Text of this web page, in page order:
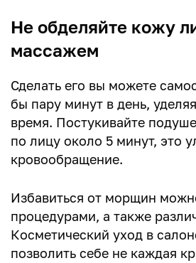
Не обделяйте кожу
массажем
Сделать его вы можете
бы пару минут в день,
время. Постукивайте
по лицу около 5 минут, это
кровообращение.
Избавиться от морщин
процедурами, а также
Косметический уход в
позволить себе не каждая